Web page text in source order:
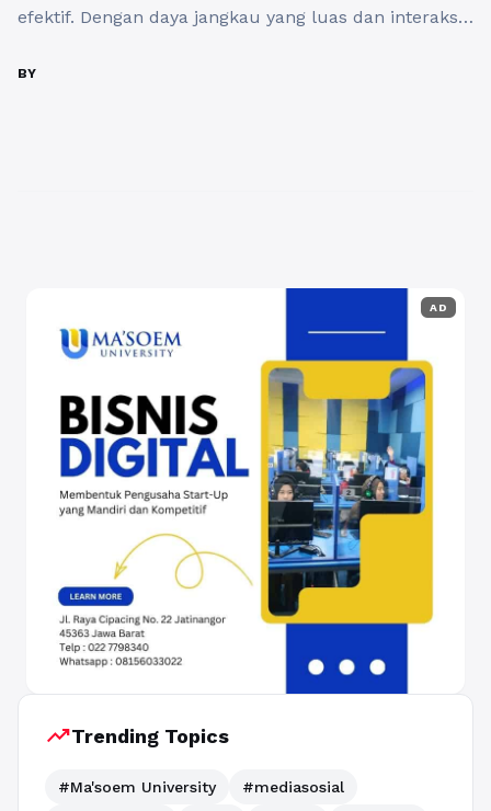
efektif. Dengan daya jangkau yang luas dan interaksi
sosial untuk meningkatkan penjualan dan brand
BY
AD
trending_upTrending Topics
#Ma'soem University
#mediasosial